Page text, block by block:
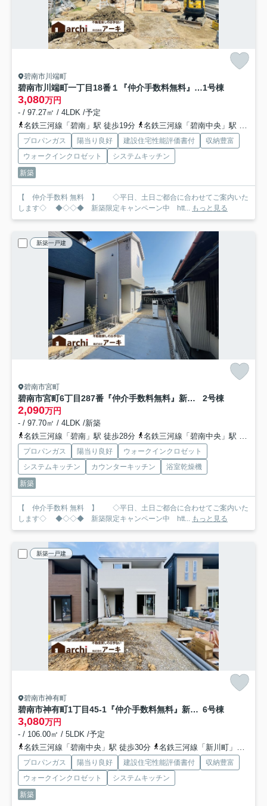
碧南市川端町
碧南市川端町一丁目18番１『仲介手数料無料』新築一戸建て・建売1号棟
3,080万円
- / 97.27㎡ / 4LDK /予定
名鉄三河線「碧南」駅 徒歩19分
名鉄三河線「碧南中央」駅 徒歩36分
プロパンガス 陽当り良好 建設住宅性能評価書付
収納豊富
ウォークインクロゼット
システムキッチン
新築
【 仲介手数料 無料 】 ◇平日、土日ご都合に合わせてご案内いた
します◇ ◆◇◇◆ 新築限定キャンペーン中 htt... もっと見る
新築一戸建
碧南市宮町
碧南市宮町6丁目287番『仲介手数料無料』新築一戸建て・建売 2号棟
2,090万円
- / 97.70㎡ / 4LDK /新築
名鉄三河線「碧南」駅 徒歩28分
名鉄三河線「碧南中央」駅 徒歩48分
プロパンガス 陽当り良好
ウォークインクロゼット
システムキッチン
カウンターキッチン
浴室乾燥機
新築
【 仲介手数料 無料 】 ◇平日、土日ご都合に合わせてご案内いた
します◇ ◆◇◇◆ 新築限定キャンペーン中 htt... もっと見る
新築一戸建
碧南市神有町
碧南市神有町1丁目45-1『仲介手数料無料』新築一戸建て・建売 6号棟
3,080万円
- / 106.00㎡ / 5LDK /予定
名鉄三河線「碧南中央」駅 徒歩30分
名鉄三河線「新川町」駅 徒歩31分
プロパンガス 陽当り良好 建設住宅性能評価書付
収納豊富
ウォークインクロゼット
システムキッチン
新築